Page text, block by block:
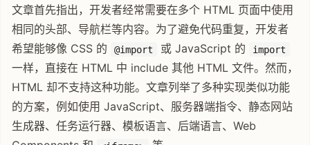
文章首先指出，开发者经常需要在多个 HTML 页面中使用
相同的头部、导航栏等内容。为了避免代码重复，开发者
希望能够像 CSS 的
@import 或 JavaScript 的 import
一样，直接在 HTML 中 include 其他 HTML 文件。然而，
HTML 却不支持这种功能。文章列举了多种实现类似功能
的方案，例如使用 JavaScript、服务器端指令、静态网站
生成器、任务运行器、模板语言、后端语言、Web